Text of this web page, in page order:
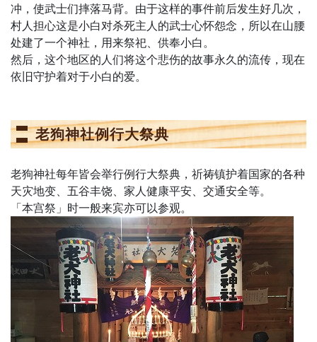
冲，使武士们摔落马背。由于这样的事件前后发生好几次，
村人担心这是小白对杀死主人的武士心怀怨念，所以在山腰
处建了一个神社，用来祭祀、供奉小白。
然后，这个地区的人们将这个悲伤的故事永久的流传，现在
依旧守护着对于小白的爱。
老狗神社例行大祭典
老狗神社每年皆会举行例行大祭典，祈祷镇护着国家的各种
天灾地变、五谷丰饶、家人健康平安、交通安全等。
「本宫祭」时一般来宾亦可以参观。